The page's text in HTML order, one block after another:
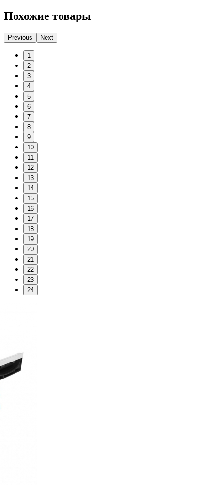
Похожие товары
Previous Next
1
2
3
4
5
6
7
8
9
10
11
12
13
14
15
16
17
18
19
20
21
22
23
24